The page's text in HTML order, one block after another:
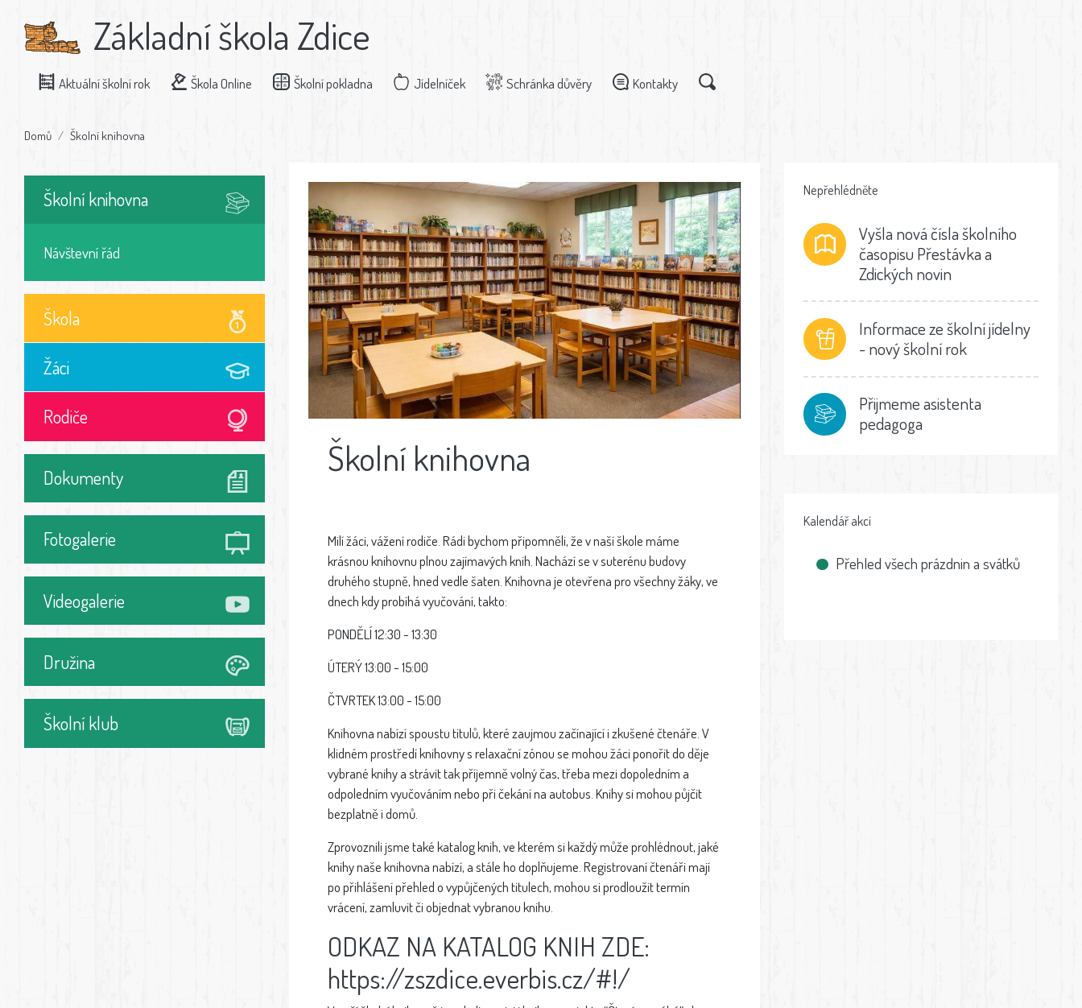
Základní škola Zdice
Aktuální školní rok Škola Online Školní pokladna Jídelníček Schránka důvěry Kontakty
Domů Školní knihovna
Školní knihovna
Návštevní řád
Škola
Žáci
Rodiče
Dokumenty
Fotogalerie
Videogalerie
Družina
Školní klub
Školní knihovna
Milí žáci, vážení rodiče. Rádi bychom připomněli, že v naší škole máme
krásnou knihovnu plnou zajímavých knih. Nachází se v suterénu budovy
druhého stupně, hned vedle šaten. Knihovna je otevřena pro všechny žáky, ve
dnech kdy probíhá vyučování, takto:
PONDĚLÍ12:30 - 13:30
ÚTERÝ13:00 - 15:00
ČTVRTEK13:00 - 15:00
Knihovna nabízí spoustu titulů, které zaujmou začínající i zkušené čtenáře. V
klidném prostředí knihovny s relaxační zónou se mohou žáci ponořit do děje
vybrané knihy a strávit tak příjemně volný čas, třeba mezi dopoledním a
odpoledním vyučováním nebo při čekání na autobus. Knihy si mohou půjčit
bezplatně i domů.
Zprovoznili jsme také katalog knih, ve kterém si každý může prohlédnout, jaké
knihy naše knihovna nabízí, a stále ho doplňujeme. Registrovaní čtenáři mají
po přihlášení přehled o vypůjčených titulech, mohou si prodloužit termín
vrácení, zamluvit či objednat vybranou knihu.
ODKAZ NA KATALOG KNIH ZDE:
https://zszdice.everbis.cz/#!/
Nepřehlédněte
Vyšla nová čísla školního
časopisu Přestávka a
Zdických novin
Informace ze školní jídelny
- nový školní rok
Přijmeme asistenta
pedagoga
Kalendář akcí
Přehled všech prázdnin a svátků